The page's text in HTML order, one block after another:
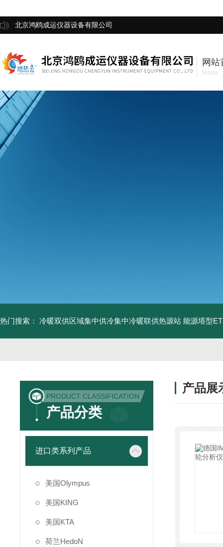
北京鸿鸥成运仪器设备有限公司
网站
Home
热门搜索： 冷暖双供区域集中供冷集中冷暖联供热源站 能源塔型
PRODUCT CLASSIFICATION
产品分类
进口类系列产品
美国Olympus
美国KING
美国KTA
荷兰HedoN
产品展